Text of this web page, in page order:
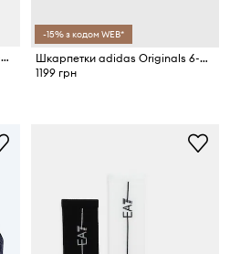
Шкарпетки adidas Originals 3-pack
-15% з кодом WEB*
Шкарпетки adidas Originals 6-pack
1199 грн